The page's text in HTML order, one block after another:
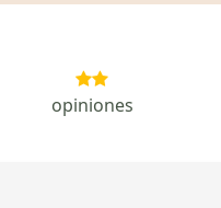
opiniones